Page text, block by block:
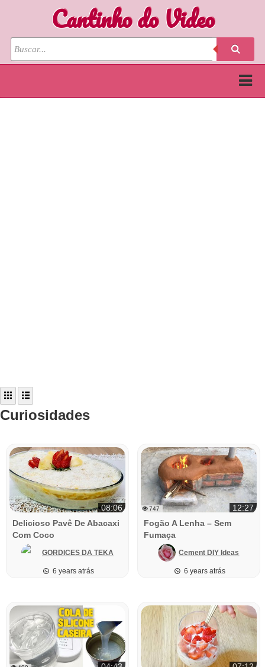
Cantinho do Video
Curiosidades
08:06
Delicioso Pavê De Abacaxi
Com Coco
GORDICES DA TEKA
6 years atrás
747
12:27
Fogão A Lenha – Sem
Fumaça
Cement DIY Ideas
6 years atrás